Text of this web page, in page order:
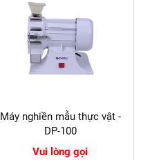
Máy nghiền mẫu thực vật -
DP-100
Vui lòng gọi